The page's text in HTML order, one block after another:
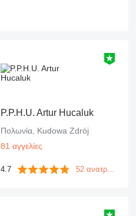
P.P.H.U. Artur Hucaluk
Πολωνία, Kudowa Zdrój
81 αγγελίες
4.7 52 ανατροφοδοτήσεις